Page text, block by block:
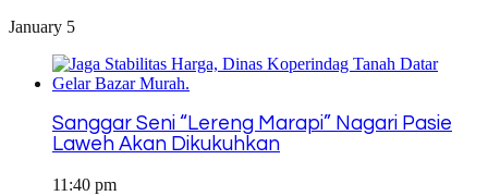
January 5
Sanggar Seni “Lereng Marapi” Nagari Pasie
Laweh Akan Dikukuhkan
11:40 pm